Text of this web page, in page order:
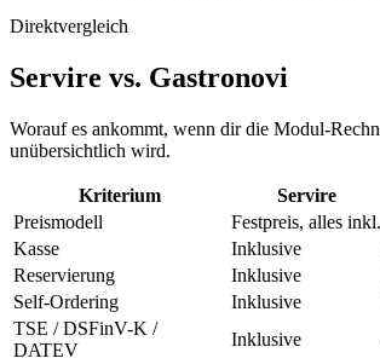
Direktvergleich
Servire vs. Gastronovi
Worauf es ankommt, wenn dir die Modul-
unübersichtlich wird.
Kriterium Servire
Preismodell
Festpreis, alles inkl.
Kasse
Inklusive
Reservierung
Inklusive
Self-Ordering
Inklusive
TSE / DSFinV-K /
DATEV
Inklusive